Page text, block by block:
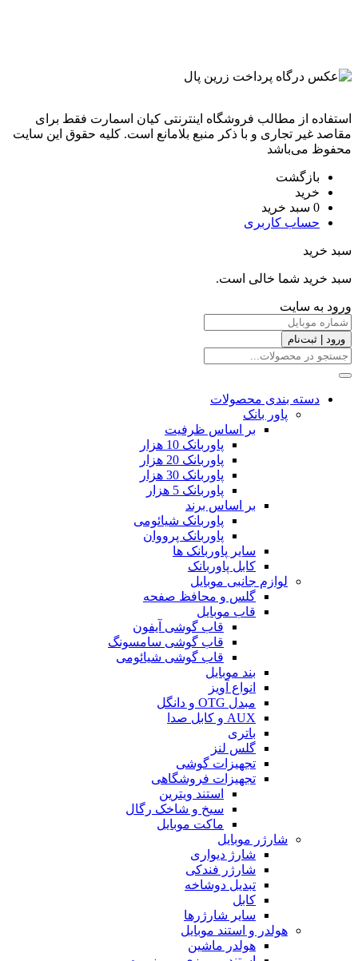
استفاده از مطالب فروشگاه اینترنتی کیان اسمارت فقط برای
مقاصد غیر تجاری و با ذکر منبع بلامانع است. کليه حقوق اين سايت
محفوظ می‌باشد
بازگشت
خرید
0 سبد خرید
حساب کاربری
سبد خرید
سبد خرید شما خالی است.
ورود به سایت
ورود | ثبت‌نام
دسته بندی محصولات
پاور بانک
بر اساس ظرفیت
پاوربانک 10 هزار
پاوربانک 20 هزار
پاوربانک 30 هزار
پاوربانک 5 هزار
بر اساس برند
پاوربانک شیائومی
پاوربانک پرووان
سایر پاوربانک ها
کابل پاوربانک
لوازم جانبی موبایل
گلس و محافظ صفحه
قاب موبایل
قاب گوشی آیفون
قاب گوشی سامسونگ
قاب گوشی شیائومی
بند موبایل
انواع آویز
مبدل OTG و دانگل
AUX و کابل صدا
باتری
گلس لنز
تجهیزات گوشی
تجهیزات فروشگاهی
استند ویترین
سیخ و شاخک رگال
ماکت موبایل
شارژر موبایل
شارژ دیواری
شارژر فندکی
تبدیل دوشاخه
کابل
سایر شارژرها
هولدر و استند موبایل
هولدر ماشین